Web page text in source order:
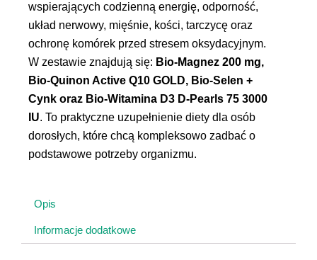
wspierających codzienną energię, odporność,
układ nerwowy, mięśnie, kości, tarczycę oraz
ochronę komórek przed stresem oksydacyjnym.
W zestawie znajdują się: Bio-Magnez 200 mg,
Bio-Quinon Active Q10 GOLD, Bio-Selen +
Cynk oraz Bio-Witamina D3 D-Pearls 75 3000
IU. To praktyczne uzupełnienie diety dla osób
dorosłych, które chcą kompleksowo zadbać o
podstawowe potrzeby organizmu.
Opis
Informacje dodatkowe